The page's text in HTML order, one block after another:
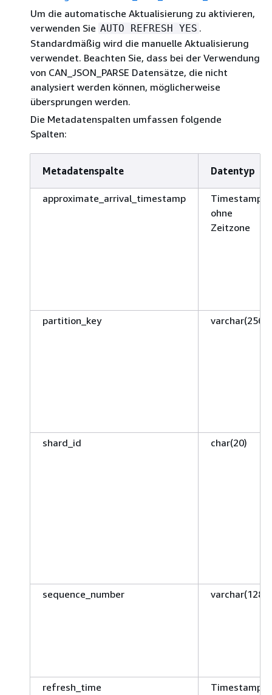
Um die automatische Aktualisierung zu aktivieren,
verwenden Sie AUTO REFRESH YES .
Standardmäßig wird die manuelle Aktualisierung
verwendet. Beachten Sie, dass bei der Verwendung
von CAN_JSON_PARSE Datensätze, die nicht
analysiert werden können, möglicherweise
übersprungen werden.
Die Metadatenspalten umfassen folgende
Spalten:
Metadatenspalte Datentyp
approximate_arrival_timestamp
Timestamp
ohne
Zeitzone
partition_key varchar(256)
shard_id char(20)
sequence_number varchar(128)
refresh_time
Timestamp